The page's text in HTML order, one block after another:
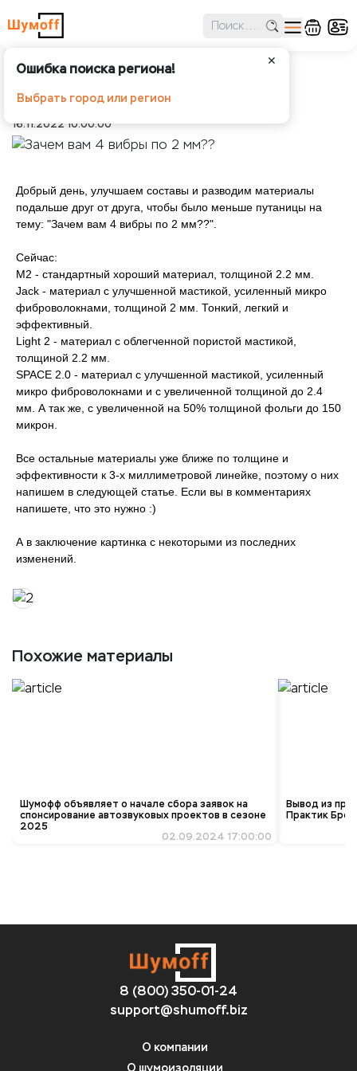
✕
Ошибка поиска региона!
Выбрать город или регион
Зачем вам 4 вибры по 2 мм??
Шумоff Статьи Зачем вам 4 вибры по 2 мм??
16.11.2022 10:00:00
Добрый день, улучшаем составы и разводим материалы
подальше друг от друга, чтобы было меньше путаницы на
тему: "Зачем вам 4 вибры по 2 мм??".
Сейчас:
М2 - стандартный хороший материал, толщиной 2.2 мм.
Jack - материал с улучшенной мастикой, усиленный микро
фиброволокнами, толщиной 2 мм. Тонкий, легкий и
эффективный.
Light 2 - материал с облегченной пористой мастикой,
толщиной 2.2 мм.
SPACE 2.0 - материал с улучшенной мастикой, усиленный
микро фиброволокнами и с увеличенной толщиной до 2.4
мм. А так же, с увеличенной на 50% толщиной фольги до 150
микрон.
Все остальные материалы уже ближе по толщине и
эффективности к 3-х миллиметровой линейке, поэтому о них
напишем в следующей статье. Если вы в комментариях
напишете, что это нужно :)
А в заключение картинка с некоторыми из последних
изменений.
Похожие материалы
Шумофф объявляет о начале сбора заявок на
спонсирование автозвуковых проектов в сезоне
2025
02.09.2024 17:00:00
Вывод из
Практик
8 (800) 350-01-24
support@shumoff.biz
О компании
О шумоизоляции